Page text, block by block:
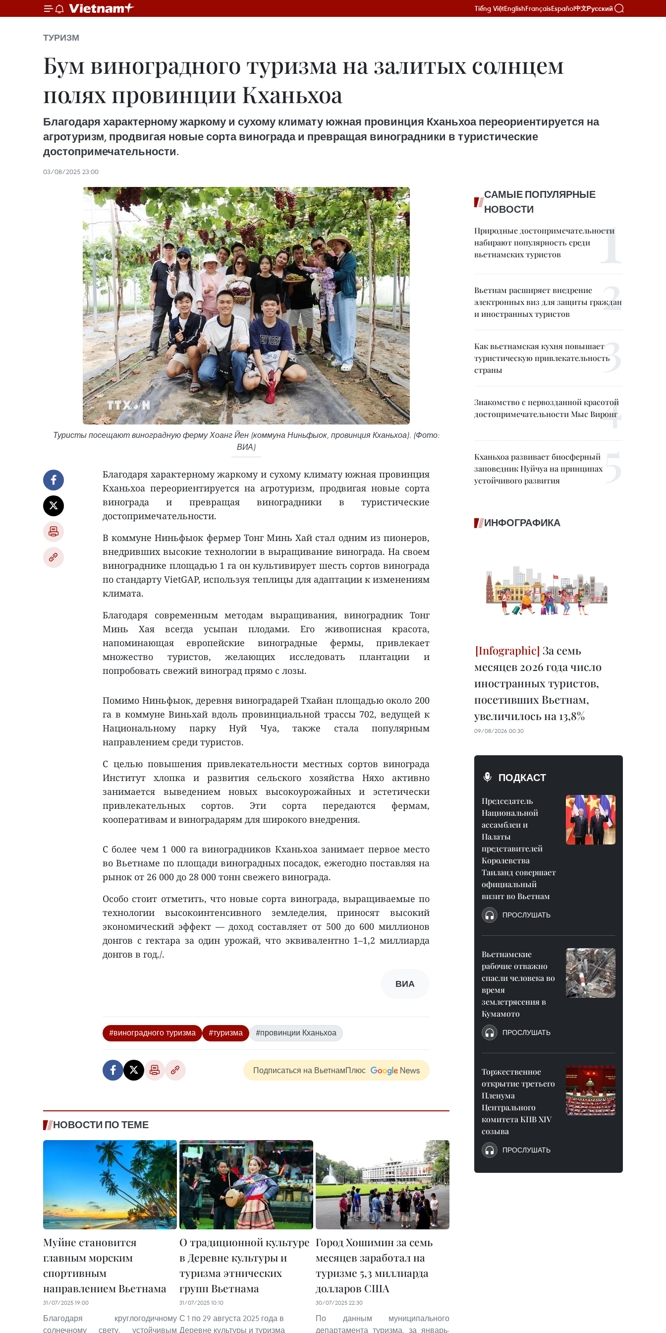
Tiếng ViệtEnglishFrançaisEspañol中文Русский
ТУРИЗМ
Бум виноградного туризма на залитых солнцем
полях провинции Кханьхоа
Благодаря характерному жаркому и сухому климату южная провинция Кханьхоа переориентируется на
агротуризм, продвигая новые сорта винограда и превращая виноградники в туристические
достопримечательности.
03/08/2025 23:00
Туристы посещают виноградную ферму Хоанг Йен (коммуна Ниньфыок, провинция Кханьхоа). (Фото:
ВИА)
Благодаря характерному жаркому и сухому климату южная провинция
Кханьхоа переориентируется на агротуризм, продвигая новые сорта
винограда и превращая виноградники в туристические
достопримечательности.
В коммуне Ниньфыок фермер Тонг Минь Хай стал одним из пионеров,
внедривших высокие технологии в выращивание винограда. На своем
винограднике площадью 1 га он культивирует шесть сортов винограда
по стандарту VietGAP, используя теплицы для адаптации к изменениям
климата.
Благодаря современным методам выращивания, виноградник Тонг
Минь Хая всегда усыпан плодами. Его живописная красота,
напоминающая европейские виноградные фермы, привлекает
множество туристов, желающих исследовать плантации и
попробовать свежий виноград прямо с лозы.
Помимо Ниньфыок, деревня виноградарей Тхайан площадью около 200
га в коммуне Виньхай вдоль провинциальной трассы 702, ведущей к
Национальному парку Нуй Чуа, также стала популярным
направлением среди туристов.
С целью повышения привлекательности местных сортов винограда
Институт хлопка и развития сельского хозяйства Няхо активно
занимается выведением новых высокоурожайных и эстетически
привлекательных сортов. Эти сорта передаются фермам,
кооперативам и виноградарям для широкого внедрения.
С более чем 1 000 га виноградников Кханьхоа занимает первое место
во Вьетнаме по площади виноградных посадок, ежегодно поставляя на
рынок от 26 000 до 28 000 тонн свежего винограда.
Особо стоит отметить, что новые сорта винограда, выращиваемые по
технологии высокоинтенсивного земледелия, приносят высокий
экономический эффект — доход составляет от 500 до 600 миллионов
донгов с гектара за один урожай, что эквивалентно 1–1,2 миллиарда
донгов в год./.
ВИА
#виноградного туризма #туризма #провинции Кханьхоа
Подписаться на ВьетнамПлюс
НОВОСТИ ПО ТЕМЕ
Муйне становится
главным морским
спортивным
направлением Вьетнама
31/07/2025 19:00
Благодаря круглогодичному
солнечному свету, устойчивым
О традиционной культуре
в Деревне культуры и
туризма этнических
групп Вьетнама
31/07/2025 10:10
С 1 по 29 августа 2025 года в
Деревне культуры и туризма
Город Хошимин за семь
месяцев заработал на
туризме 5,3 миллиарда
долларов CША
30/07/2025 22:30
По данным муниципального
департамента туризма, за январь-
САМЫЕ ПОПУЛЯРНЫЕ
НОВОСТИ
Природные достопримечательности
набирают популярность среди
вьетнамских туристов
Вьетнам расширяет внедрение
электронных виз для защиты граждан
и иностранных туристов
Как вьетнамская кухня повышает
туристическую привлекательность
страны
Знакомство с первозданной красотой
достопримечательности Мыс Виронг
Кханьхоа развивает биосферный
заповедник Нуйчуа на принципах
устойчивого развития
ИНФОГРАФИКА
За семь
месяцев 2026 года число
иностранных туристов,
посетивших Вьетнам,
увеличилось на 13,8%
09/08/2026 00:30
ПОДКАСТ
Председатель
Национальной
ассамблеи и
Палаты
представителей
Королевства
Таиланд совершает
официальный
визит во Вьетнам
ПРОСЛУШАТЬ
Вьетнамские
рабочие отважно
спасли человека во
время
землетрясения в
Кумамото
ПРОСЛУШАТЬ
Торжественное
открытие третьего
Пленума
Центрального
комитета КПВ XIV
созыва
ПРОСЛУШАТЬ